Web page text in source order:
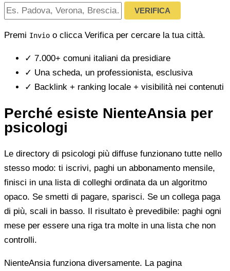
VERIFICA
Premi Invio o clicca Verifica per cercare la tua città.
✓ 7.000+ comuni italiani da presidiare
✓ Una scheda, un professionista, esclusiva
✓ Backlink + ranking locale + visibilità nei contenuti
Perché esiste NienteAnsia per
psicologi
Le directory di psicologi più diffuse funzionano tutte nello
stesso modo: ti iscrivi, paghi un abbonamento mensile,
finisci in una lista di colleghi ordinata da un algoritmo
opaco. Se smetti di pagare, sparisci. Se un collega paga
di più, scali in basso. Il risultato è prevedibile: paghi ogni
mese per essere una riga tra molte in una lista che non
controlli.
NienteAnsia funziona diversamente. La pagina